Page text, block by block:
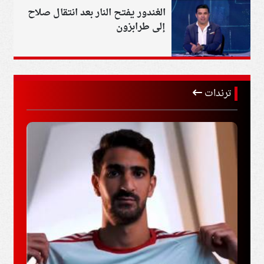
الغندور يفتح النار بعد انتقال صلاح
إلى طرابزون
ترندات